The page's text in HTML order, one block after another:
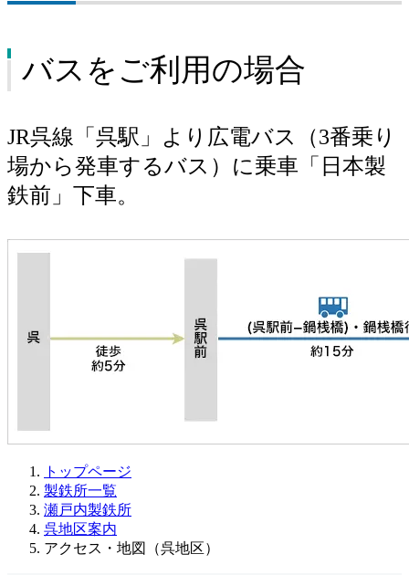
バスをご利用の場合
JR呉線「呉駅」より広電バス（3番乗り
場から発車するバス）に乗車「日本製
鉄前」下車。
トップページ
製鉄所一覧
瀬戸内製鉄所
呉地区案内
アクセス・地図（呉地区）